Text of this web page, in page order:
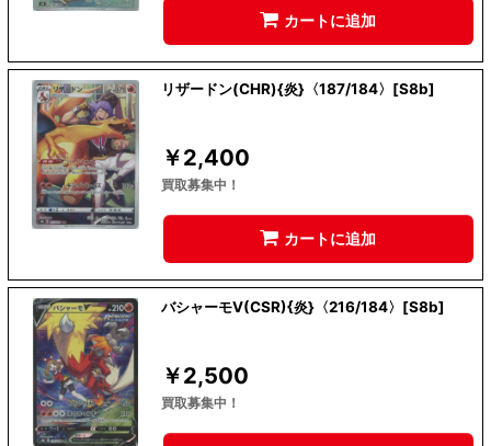
カートに追加
リザードン(CHR){炎}〈187/184〉[S8b]
￥2,400
買取募集中！
カートに追加
バシャーモV(CSR){炎}〈216/184〉[S8b]
￥2,500
買取募集中！